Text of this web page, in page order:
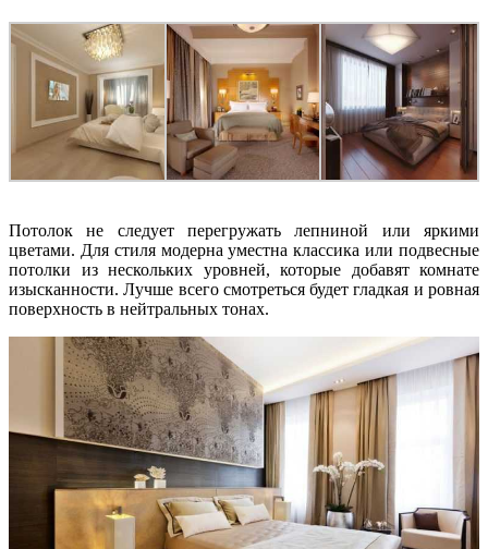
Потолок не следует перегружать лепниной или яркими
цветами. Для стиля модерна уместна классика или подвесные
потолки из нескольких уровней, которые добавят комнате
изысканности. Лучше всего смотреться будет гладкая и ровная
поверхность в нейтральных тонах.